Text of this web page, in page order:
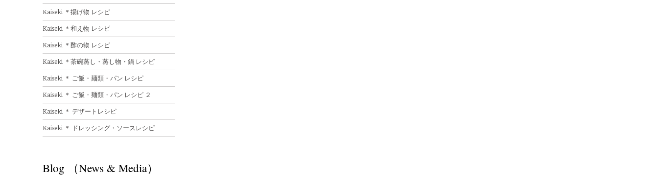
Kaiseki ＊揚げ物 レシピ
Kaiseki ＊和え物 レシピ
Kaiseki ＊酢の物 レシピ
Kaiseki ＊茶碗蒸し・蒸し物・鍋 レシピ
Kaiseki ＊ ご飯・麺類・パン レシピ
Kaiseki ＊ ご飯・麺類・パン レシピ ２
Kaiseki ＊ デザートレシピ
Kaiseki ＊ ドレッシング・ソースレシピ
Blog （News & Media）